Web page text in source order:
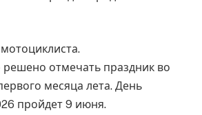
решено отмечать праздник во
месяца лета. День
пройдет 9 июня.